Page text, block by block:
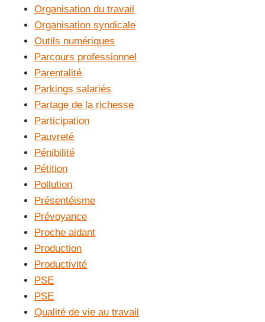
Organisation du travail
Organisation syndicale
Outils numériques
Parcours professionnel
Parentalité
Parkings salariés
Partage de la richesse
Participation
Pauvreté
Pénibilité
Pétition
Pollution
Présentéisme
Prévoyance
Proche aidant
Production
Productivité
PSE
PSE
Qualité de vie au travail